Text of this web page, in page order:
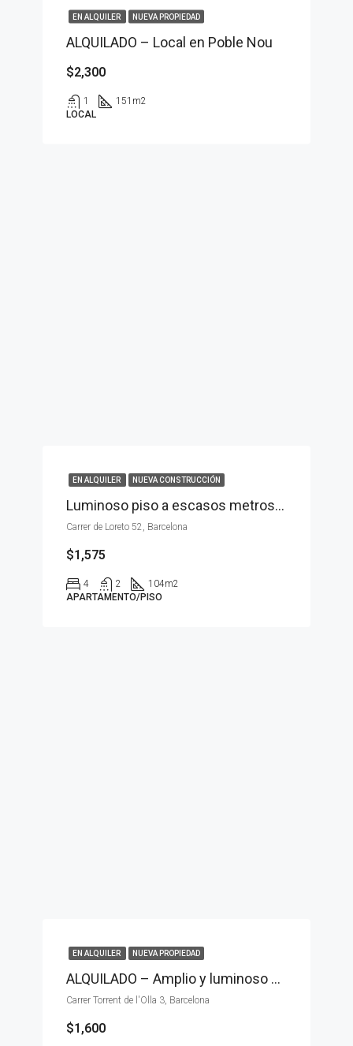
EN ALQUILER NUEVA PROPIEDAD
ALQUILADO – Local en Poble Nou
$2,300
1 151 m2
LOCAL
EN ALQUILER NUEVA CONSTRUCCIÓN
Luminoso piso a escasos metros de Francesc Macià
Carrer de Loreto 52, Barcelona
$1,575
4 2 104m2
APARTAMENTO/PISO
EN ALQUILER NUEVA PROPIEDAD
ALQUILADO – Amplio y luminoso piso en Gracia
Carrer Torrent de l'Olla 3, Barcelona
$1,600